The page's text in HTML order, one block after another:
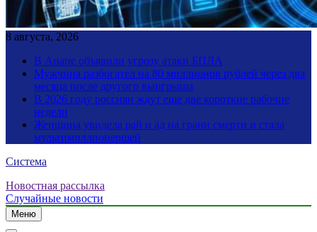
8 августа, 2026
В Анапе объявили угрозу атаки БПЛА
Мужчина разбогател на 80 миллионов рублей через два
месяца после другого выигрыша
В 2026 году россиян ждут еще две короткие рабочие
недели
Женщина увидела рай и ад на грани смерти и стала
мультимиллионершей
Система
Новостная рассылка
Случайные новости
Меню